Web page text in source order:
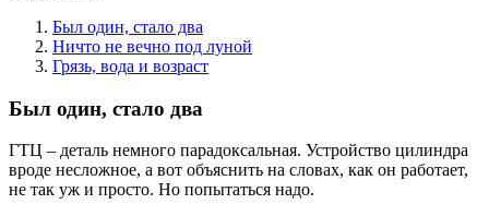
Был один, стало два
Ничто не вечно под луной
Грязь, вода и возраст
Был один, стало два
ГТЦ – деталь немного парадоксальная. Устройство цилиндра
вроде несложное, а вот объяснить на словах, как он работает,
не так уж и просто. Но попытаться надо.